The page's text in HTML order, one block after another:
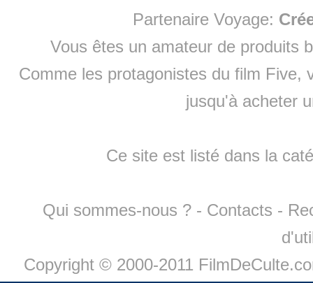
Partenaire Voyage:
Vous êtes un amateur de produits
Comme les protagonistes du film Five,
jusqu'à acheter
Ce site est listé dans la
Qui sommes-nous ? - Contacts -
Copyright © 2000-2011